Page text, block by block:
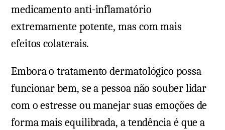
medicamento anti-inflamatório
extremamente potente, mas com mais
efeitos colaterais.
Embora o tratamento dermatológico possa
funcionar bem, se a pessoa não souber lidar
com o estresse ou manejar suas emoções de
forma mais equilibrada, a tendência é que a